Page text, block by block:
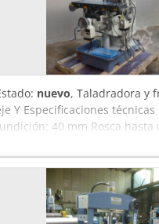
nuevo, Taladradora y
Y Especificaciones
40 mm Rosca
husillo: 90° Velocidad del
de la mesa: 800
mesa: -45° a +45° Codpfxsd
longitudinal (x): 375 mm
salida del motor S1 100%: